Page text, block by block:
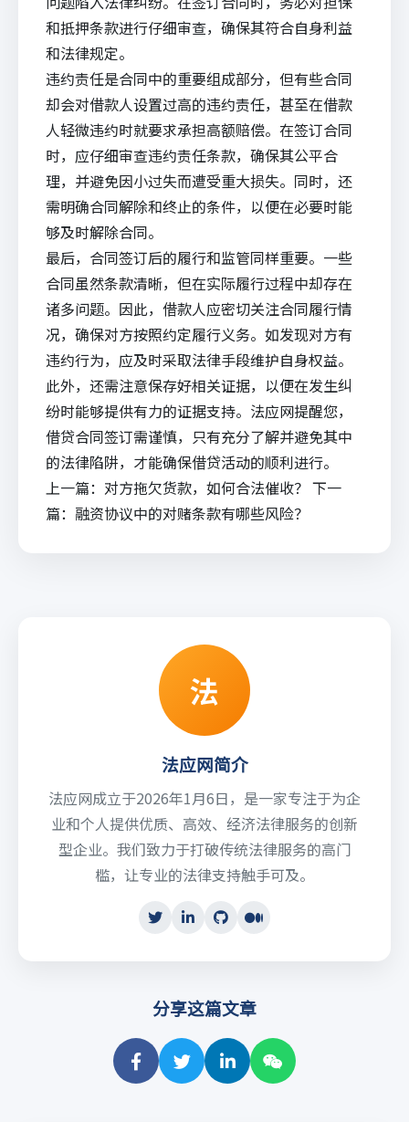
和抵押条款进行仔细审查，确保其符合自身利益
和法律规定。
违约责任是合同中的重要组成部分，但有些合同
却会对借款人设置过高的违约责任，甚至在借款
人轻微违约时就要求承担高额赔偿。在签订合同
时，应仔细审查违约责任条款，确保其公平合
理，并避免因小过失而遭受重大损失。同时，还
需明确合同解除和终止的条件，以便在必要时能
够及时解除合同。
最后，合同签订后的履行和监管同样重要。一些
合同虽然条款清晰，但在实际履行过程中却存在
诸多问题。因此，借款人应密切关注合同履行情
况，确保对方按照约定履行义务。如发现对方有
违约行为，应及时采取法律手段维护自身权益。
此外，还需注意保存好相关证据，以便在发生纠
纷时能够提供有力的证据支持。 法应网提醒您，
借贷合同签订需谨慎，只有充分了解并避免其中
的法律陷阱，才能确保借贷活动的顺利进行。
上一篇： 对方拖欠货款，如何合法催收？ 下一
篇： 融资协议中的对赌条款有哪些风险？
法
法应网简介
法应网成立于2026年1月6日，是一家专注于为企
业和个人提供优质、高效、经济法律服务的创新
型企业。我们致力于打破传统法律服务的高门
槛，让专业的法律支持触手可及。
分享这篇文章